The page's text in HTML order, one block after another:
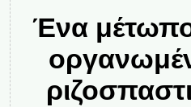
Ένα